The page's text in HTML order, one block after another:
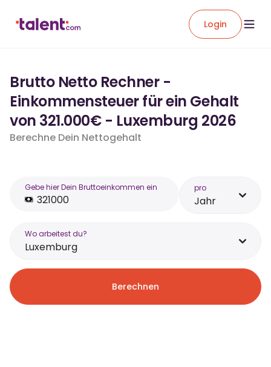
Login
Brutto Netto Rechner -
Einkommensteuer für ein Gehalt
von 321.000€ - Luxemburg 2026
Berechne Dein Nettogehalt
Gebe hier Dein Bruttoeinkommen ein pro
Jahr
Wo arbeitest du?
Luxemburg
Berechnen